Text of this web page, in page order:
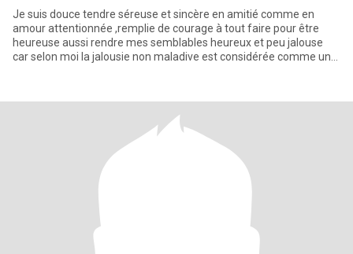
Je suis douce tendre séreuse et sincère en amitié comme en
amour attentionnée ,remplie de courage à tout faire pour être
heureuse aussi rendre mes semblables heureux et peu jalouse
car selon moi la jalousie non maladive est considérée comme une